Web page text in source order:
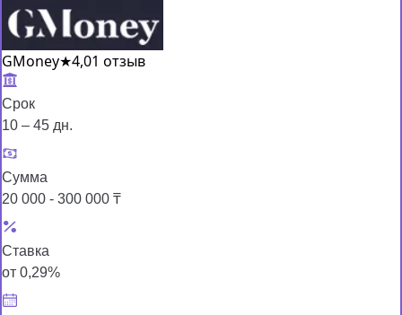
GMoney★4,01 отзыв
Срок
10 – 45 дн.
Сумма
20 000 - 300 000 ₸
Ставка
от 0,29%